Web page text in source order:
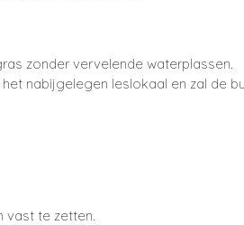
zonder vervelende waterplassen.
nabijgelegen leslokaal en zal de
vast te zetten.